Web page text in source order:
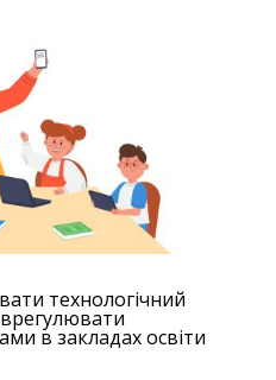
технологічний
в закладах освіти